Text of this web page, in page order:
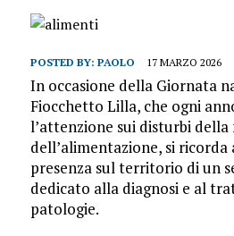
POSTED BY: PAOLO 17 MARZO 2026
In occasione della Giornata
Fiocchetto Lilla, che ogni
l’attenzione sui disturbi
dell’alimentazione, si
presenza sul territorio di un
dedicato alla diagnosi e al
patologie.